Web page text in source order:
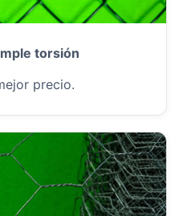
torsión
precio.